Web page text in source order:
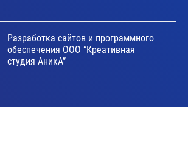
Разработка сайтов и программного
обеспечения ООО “Креативная
студия АникА”